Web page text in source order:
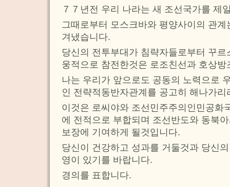
７７년전 우리 나라는 새 조선국가를 제
그때로부터 모스크바와 평양사이의 관
겨냈습니다.
당신의 전투부대가 침략자들로부터 꾸
웅적으로 참전한것은 로조친선과 호상
나는 우리가 앞으로도 공동의 노력으로
인 전략적동반자관계를 공고히 해나가리
이것은 로씨야와 조선민주주의인민공화
에 전적으로 부합되며 조선반도와 동북
보장에 기여하게 될것입니다.
당신이 건강하고 성과를 거둘것과 당신
영이 있기를 바랍니다.
경의를 표합니다.